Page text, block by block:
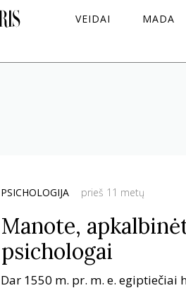
VEIDAI MADA
PSICHOLOGIJA prieš 11 metų
Manote,
psichologai
Dar 1550 m. pr. m. e.